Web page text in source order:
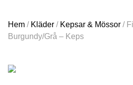
Hem / Kläder / Kepsar & Mössor /
Burgundy/Grå – Keps